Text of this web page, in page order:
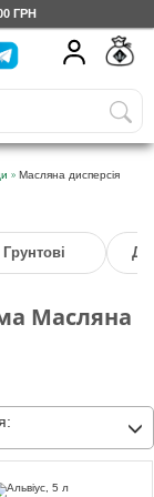
ГРН
» Масляна дисперсія
Грунтові
Масляна